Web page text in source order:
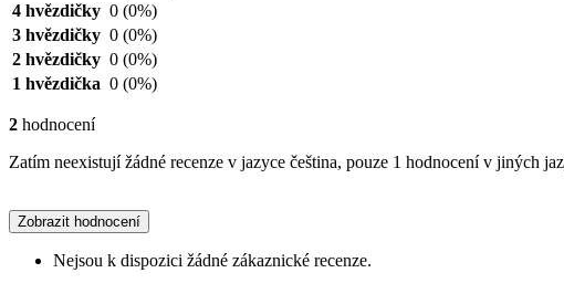
4 hvězdičky 0 (0%)
3 hvězdičky 0 (0%)
2 hvězdičky 0 (0%)
1 hvězdička 0 (0%)
2 hodnocení
Zatím neexistují žádné recenze v jazyce čeština, pouze 1 hodnocení v jiných
Zobrazit hodnocení
Nejsou k dispozici žádné zákaznické recenze.